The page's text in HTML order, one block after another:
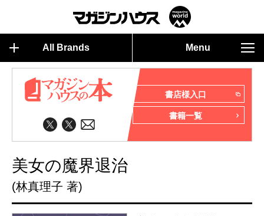
All Brands Menu
書店様入口
書籍一覧
美女の魔界退治
(林真理子 著)